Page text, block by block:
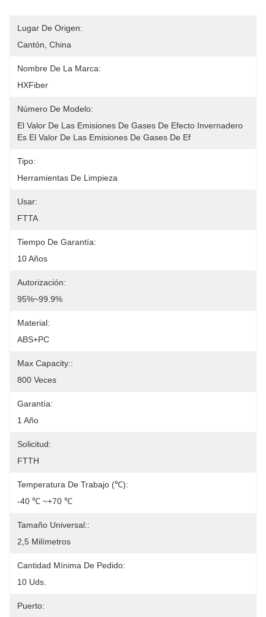
Lugar De Origen:
Cantón, China
Nombre De La Marca:
HXFiber
Número De Modelo:
El Valor De Las Emisiones De Gases De Efecto Invernadero
Es El Valor De Las Emisiones De Gases De Ef
Tipo:
Herramientas De Limpieza
Usar:
FTTA
Tiempo De Garantía:
10 Años
Autorización:
95%~99.9%
Material:
ABS+PC
Max Capacity::
800 Veces
Garantía:
1 Año
Solicitud:
FTTH
Temperatura De Trabajo (℃):
-40 ℃ ~+70 ℃
Tamaño Universal::
2,5 Milímetros
Cantidad Mínima De Pedido:
10 Uds.
Puerto: